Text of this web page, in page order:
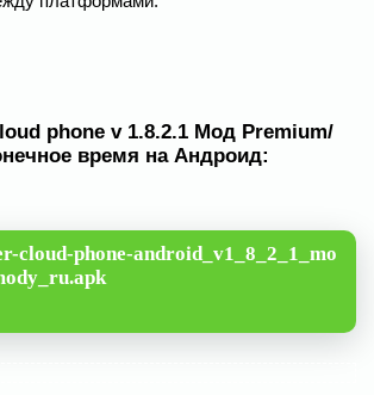
phone v 1.8.2.1 Мод Premium/
время на Андроид:
cloud-phone-android_v1_8_2_1_mo